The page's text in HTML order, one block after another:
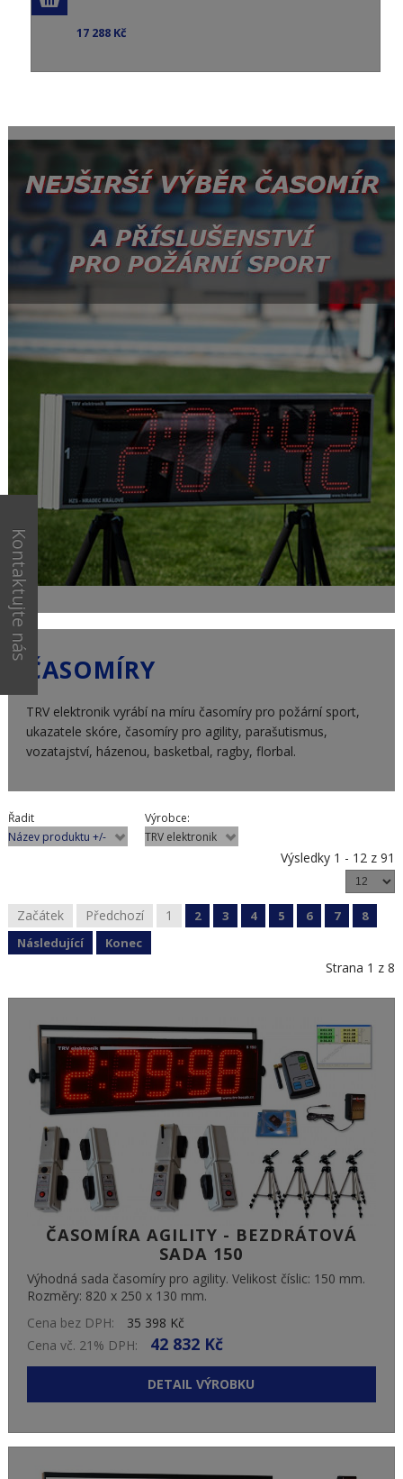
17 288 Kč
ČASOMÍRY
TRV elektronik vyrábí na míru časomíry pro požární sport,
ukazatele skóre, časomíry pro agility, parašutismus,
vozatajství, házenou, basketbal, ragby, florbal.
Řadit
Název produktu +/-
Výrobce:
TRV elektronik
Výsledky 1 - 12 z 91
Začátek Předchozí 1 2 3 4 5 6 7
8
Následující
Konec
Strana 1 z 8
ČASOMÍRA AGILITY - BEZDRÁTOVÁ
SADA 150
Výhodná sada časomíry pro agility. Velikost číslic: 150 mm.
Rozměry: 820 x 250 x 130 mm.
Cena bez DPH:
35 398 Kč
Cena vč. 21% DPH:
42 832 Kč
DETAIL VÝROBKU
Kontaktujte nás